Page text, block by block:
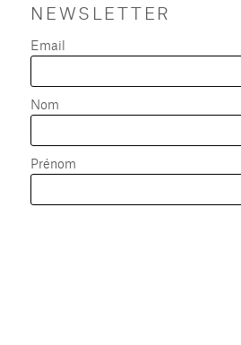
NEWSLETTER
Email
Nom
Prénom